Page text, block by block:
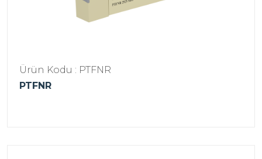
Ürün Kodu : PTFNR
PTFNR